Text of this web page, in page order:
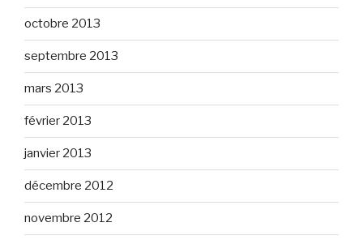
octobre 2013
septembre 2013
mars 2013
février 2013
janvier 2013
décembre 2012
novembre 2012